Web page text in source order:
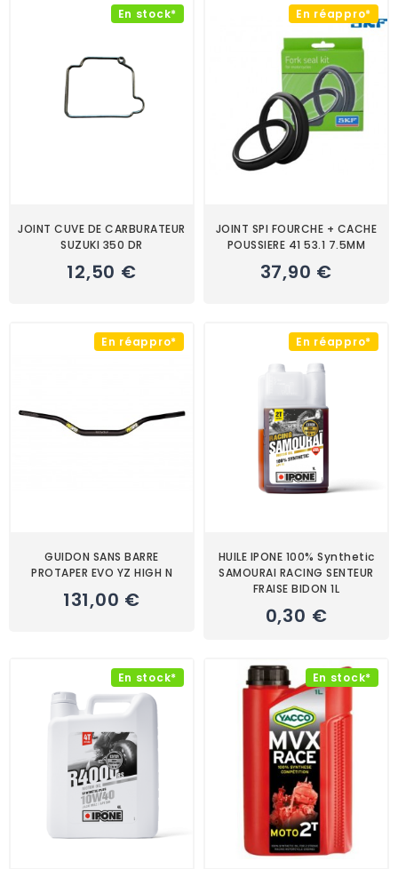
En stock*
JOINT CUVE DE CARBURATEUR
SUZUKI 350 DR
12,50 €
En réappro*
JOINT SPI FOURCHE + CACHE
POUSSIERE 41 53.1 7.5MM
37,90 €
En réappro*
GUIDON SANS BARRE
PROTAPER EVO YZ HIGH N
131,00 €
En réappro*
HUILE IPONE 100% Synthetic
SAMOURAI RACING SENTEUR
FRAISE BIDON 1L
0,30 €
En stock* En stock*